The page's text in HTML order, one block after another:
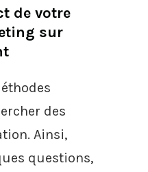
de votre
sur
des
Ainsi,
questions,